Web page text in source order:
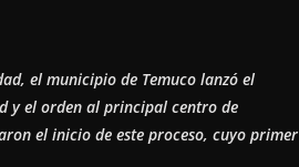
el municipio de Temuco lanzó el
y el orden al principal centro de
el inicio de este proceso, cuyo primer